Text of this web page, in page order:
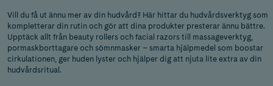
Vill du få ut ännu mer av din hudvård? Här hittar du hudvårdsverktyg som
kompletterar din rutin och gör att dina produkter presterar ännu bättre.
Upptäck allt från beauty rollers och facial razors till massageverktyg,
pormaskborttagare och sömnmasker – smarta hjälpmedel som boostar
cirkulationen, ger huden lyster och hjälper dig att njuta lite extra av din
hudvårdsritual.